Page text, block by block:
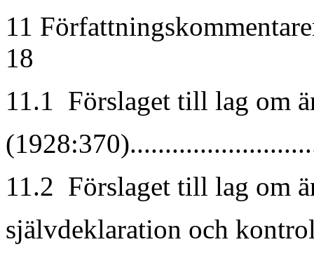
11
18
11.1 Förslaget till lag om
11.2 Förslaget till lag om
självdeklaration och